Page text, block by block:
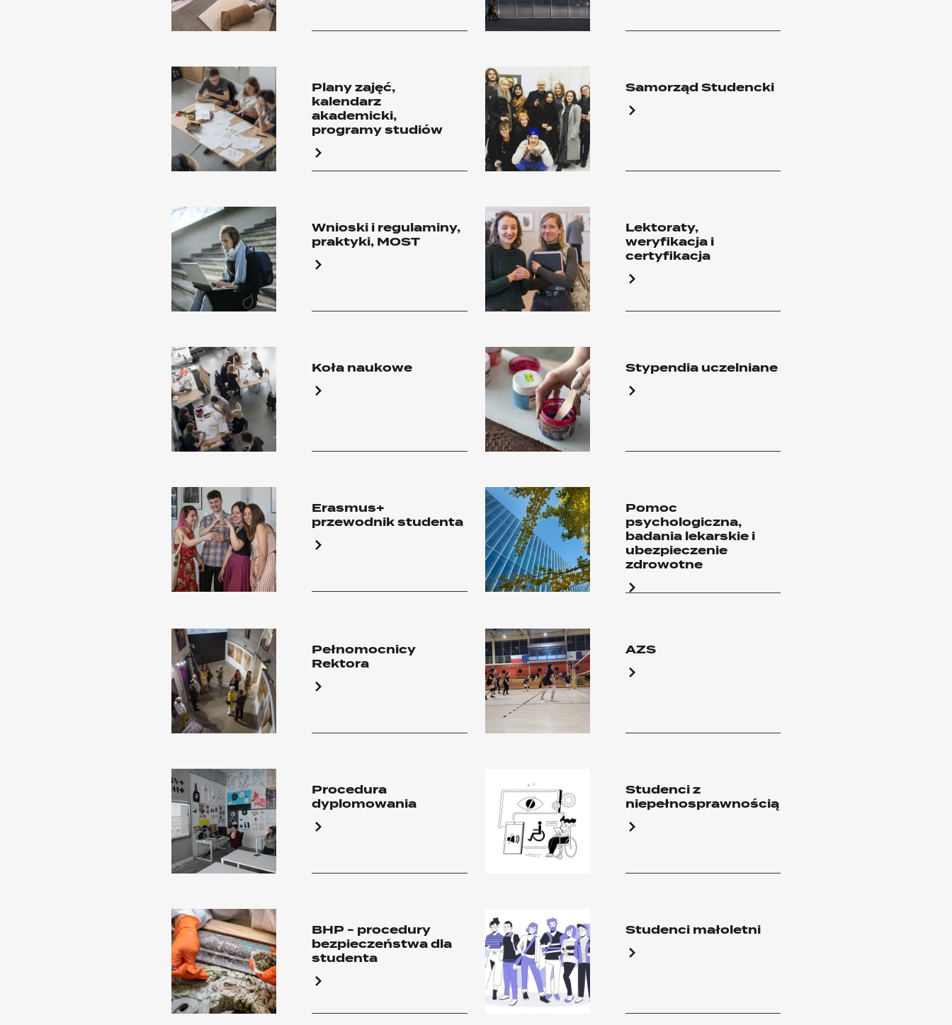
Plany zajęć,
kalendarz
akademicki,
programy studiów
Samorząd Studencki
Wnioski i regulaminy,
praktyki, MOST
Lektoraty,
weryfikacja i
certyfikacja
Koła naukowe Stypendia uczelniane
Erasmus+
przewodnik studenta
Pomoc
psychologiczna,
badania lekarskie i
ubezpieczenie
zdrowotne
Pełnomocnicy
Rektora
AZS
Procedura
dyplomowania
Studenci z
niepełnosprawnością
BHP - procedury
bezpieczeństwa dla
studenta
Studenci małoletni